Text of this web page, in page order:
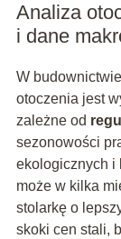
Analiza
i dane
W
otoczenia jest
zależne od
sezonowości
ekologicznych i
może w kilka
stolarkę o
skoki cen stali,